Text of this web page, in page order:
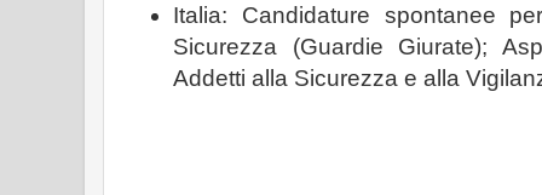
Italia: Candidature spontanee
Sicurezza (Guardie Giurate);
Addetti alla Sicurezza e alla